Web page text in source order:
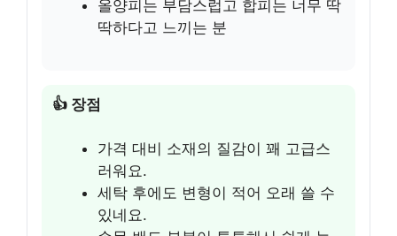
올양피는 부담스럽고 합피는 너무 딱
딱하다고 느끼는 분
👍 장점
가격 대비 소재의 질감이 꽤 고급스
러워요.
세탁 후에도 변형이 적어 오래 쓸 수
있네요.